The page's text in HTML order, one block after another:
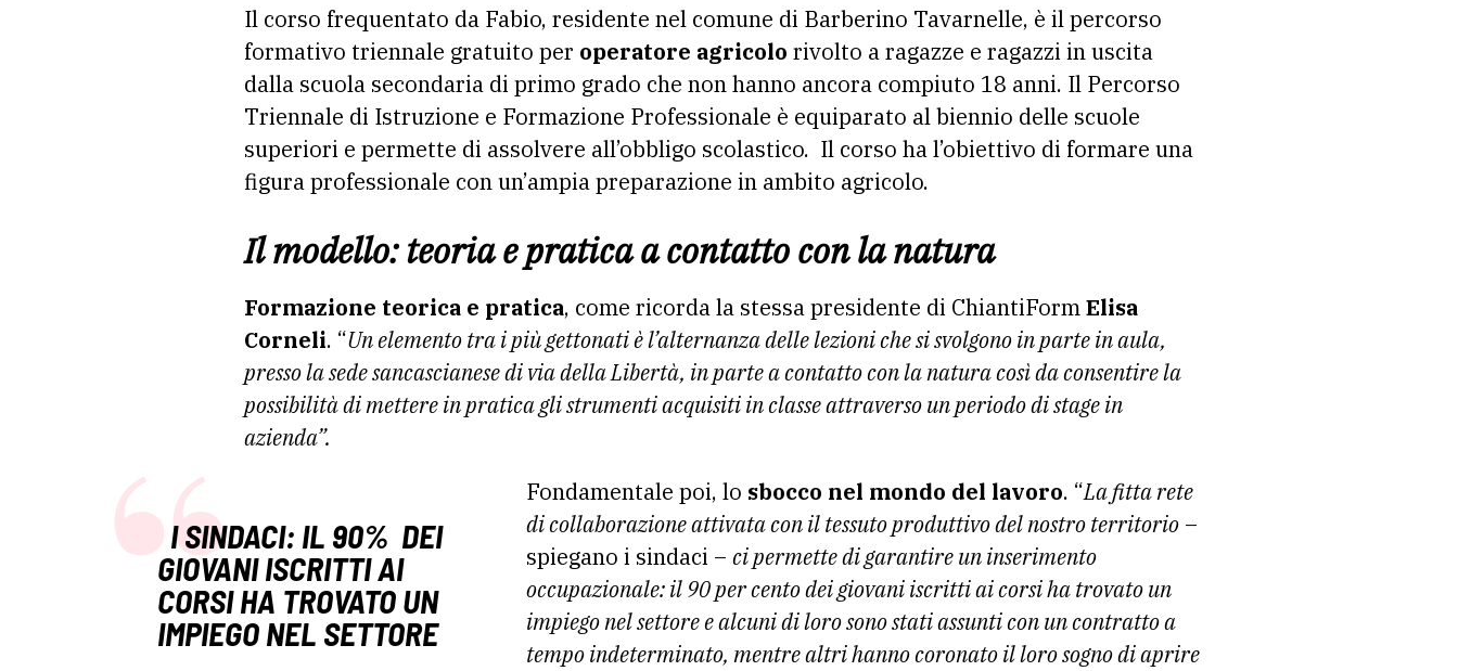
Il corso frequentato da Fabio, residente nel comune di Barberino Tavarnelle, è il percorso
formativo triennale gratuito per operatore agricolo rivolto a ragazze e ragazzi in uscita
dalla scuola secondaria di primo grado che non hanno ancora compiuto 18 anni. Il Percorso
Triennale di Istruzione e Formazione Professionale è equiparato al biennio delle scuole
superiori e permette di assolvere all’obbligo scolastico. Il corso ha l’obiettivo di formare una
figura professionale con un’ampia preparazione in ambito agricolo.
Il modello: teoria e pratica a contatto con la natura
Formazione teorica e pratica, come ricorda la stessa presidente di ChiantiFormElisa
Corneli. “Un elemento tra i più gettonati è l’alternanza delle lezioni che si svolgono in parte in aula,
presso la sede sancascianese di via della Libertà, in parte a contatto con la natura così da consentire la
possibilità di mettere in pratica gli strumenti acquisiti in classe attraverso un periodo di stage in
azienda”.
I SINDACI: IL 90% DEI
GIOVANI ISCRITTI AI
CORSI HA TROVATO UN
IMPIEGO NEL SETTORE
Fondamentale poi, lo sbocco nel mondo del lavoro. “La fitta rete
di collaborazione attivata con il tessuto produttivo del nostro territorio –
spiegano i sindaci – ci permette di garantire un inserimento
occupazionale: il 90 per cento dei giovani iscritti ai corsi ha trovato un
impiego nel settore e alcuni di loro sono stati assunti con un contratto a
tempo indeterminato, mentre altri hanno coronato il loro sogno di aprire